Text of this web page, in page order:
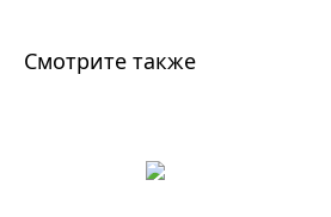
Смотрите также